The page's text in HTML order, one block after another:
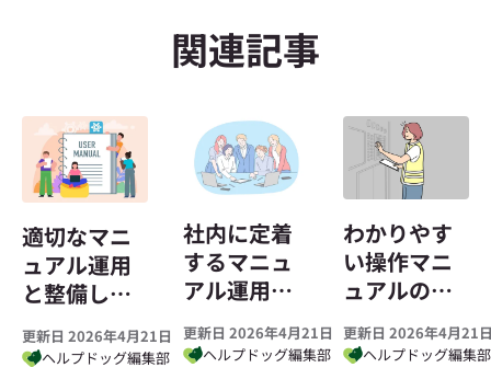
関連記事
適切なマニ
ュアル運用
と整備しや
すいマニュ
アル 4つの
更新日 2026年4月21日
ヘルプドッグ編集部
社内に定着
するマニュ
アル運用と
作成のコツ
とは？
更新日 2026年4月21日
ヘルプドッグ編集部
わかりやす
い操作マニ
ュアルの作
り方とポイ
ント｜ツー
更新日 2026年4月21
ヘルプドッグ編集部